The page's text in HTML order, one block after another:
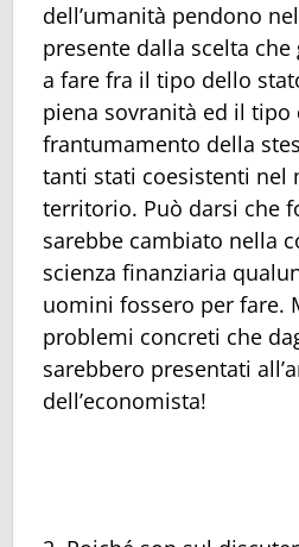
dell’umanità pendono
presente dalla scelta
a fare fra il tipo dello
piena sovranità ed il tipo
frantumamento della
tanti stati coesistenti nel
territorio. Può darsi che
sarebbe cambiato nella
scienza finanziaria
uomini fossero per fare.
problemi concreti che
sarebbero presentati
dell’economista!